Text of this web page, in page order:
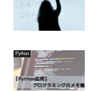
Python